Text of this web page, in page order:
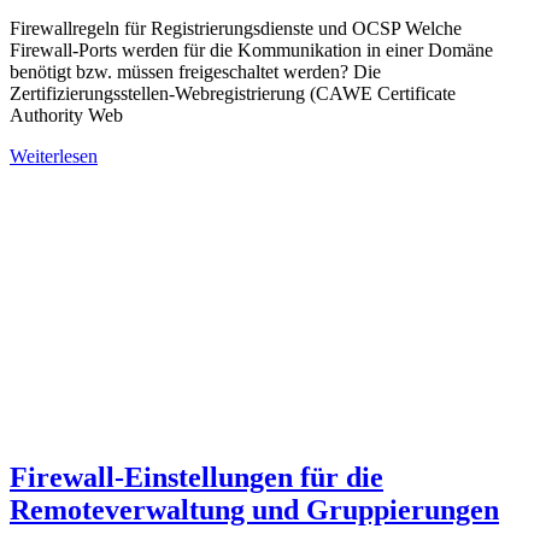
Firewallregeln für Registrierungsdienste und OCSP Welche
Firewall-Ports werden für die Kommunikation in einer Domäne
benötigt bzw. müssen freigeschaltet werden? Die
Zertifizierungsstellen-Webregistrierung (CAWE Certificate
Authority Web
Weiterlesen
Firewall-Einstellungen für die
Remoteverwaltung und Gruppierungen